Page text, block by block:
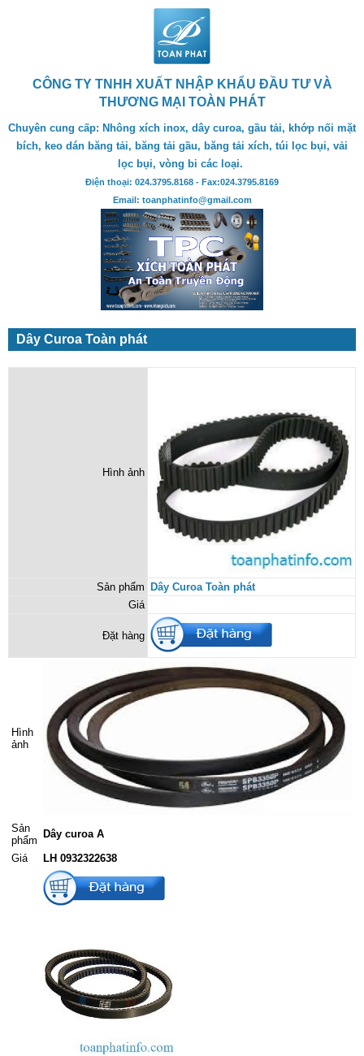
CÔNG TY TNHH XUẤT NHẬP KHẨU ĐẦU TƯ VÀ
THƯƠNG MẠI TOÀN PHÁT
Chuyên cung cấp: Nhông xích inox, dây curoa, gầu tải, khớp nối mặt
bích, keo dán băng tải, băng tải gầu, băng tải xích, túi lọc bụi, vải
lọc bụi, vòng bi các loại.
Điện thoại: 024.3795.8168 - Fax:024.3795.8169
Email: toanphatinfo@gmail.com
Dây Curoa Toàn phát
Hình ảnh
Sản phẩm
Dây Curoa Toàn phát
Giá
Đặt hàng
Hình
ảnh
Sản
phẩm
Dây curoa A
Giá
LH 0932322638